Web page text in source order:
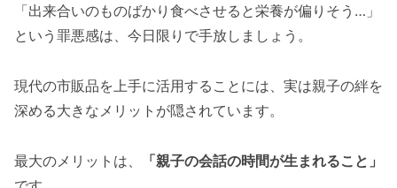
「出来合いのものばかり食べさせると栄養が偏りそう…」
という罪悪感は、今日限りで手放しましょう。
現代の市販品を上手に活用することには、実は親子の絆を
深める大きなメリットが隠されています。
最大のメリットは、
「親子の会話の時間が生まれること」